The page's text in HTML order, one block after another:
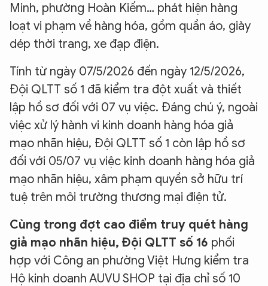
Minh, phường Hoàn Kiếm… phát hiện hàng
loạt vi phạm về hàng hóa, gồm quần áo, giày
dép thời trang, xe đạp điện.
Tính từ ngày 07/5/2026 đến ngày 12/5/2026,
Đội QLTT số 1 đã kiểm tra đột xuất và thiết
lập hồ sơ đối với 07 vụ việc. Đáng chú ý, ngoài
việc xử lý hành vi kinh doanh hàng hóa giả
mạo nhãn hiệu, Đội QLTT số 1 còn lập hồ sơ
đối với 05/07 vụ việc kinh doanh hàng hóa giả
mạo nhãn hiệu, xâm phạm quyền sở hữu trí
tuệ trên môi trường thương mại điện tử.
Cùng trong đợt cao điểm truy quét hàng
giả mạo nhãn hiệu, Đội QLTT số 16 phối
hợp với Công an phường Việt Hưng kiểm tra
Hộ kinh doanh AUVU SHOP tại địa chỉ số 10